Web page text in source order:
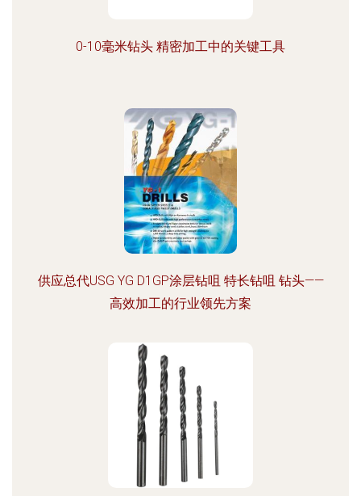
0-10毫米钻头 精密加工中的关键工具
供应总代USG YG D1GP涂层钻咀 特长钻咀 钻头——
高效加工的行业领先方案